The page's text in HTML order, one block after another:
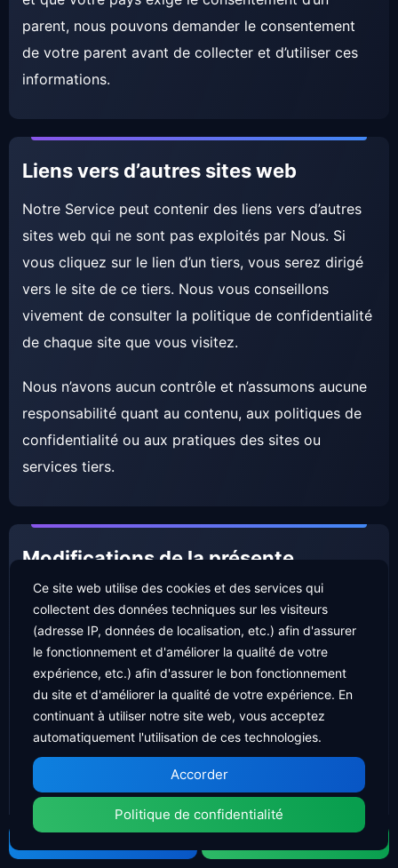
parent, nous pouvons demander le consentement
de votre parent avant de collecter et d’utiliser ces
informations.
Liens vers d’autres sites web
Notre Service peut contenir des liens vers d’autres
sites web qui ne sont pas exploités par Nous. Si
vous cliquez sur le lien d’un tiers, vous serez dirigé
vers le site de ce tiers. Nous vous conseillons
vivement de consulter la politique de confidentialité
de chaque site que vous visitez.
Nous n’avons aucun contrôle et n’assumons aucune
responsabilité quant au contenu, aux politiques de
confidentialité ou aux pratiques des sites ou
services tiers.
Modifications de la présente
politique de protection de la vie
privée
Nous pouvons mettre à jour notre politique de
confidentialité de temps à autre. Nous vous
informerons de toute modification en publiant la
nouvelle politique de confidentialité sur cette page.
Nous vous en informerons par courrier électronique
et/ou par un avis bien visible sur notre service,
avant que la modification n’entre en vigueur, et nous
mettrons à jour la date de « dernière mise à jour »
Ce site web utilise des cookies et des services qui
collectent des données techniques sur les visiteurs
(adresse IP, données de localisation, etc.) afin d'assurer
le fonctionnement et d'améliorer la qualité de votre
expérience, etc.) afin d'assurer le bon fonctionnement
du site et d'améliorer la qualité de votre expérience. En
continuant à utiliser notre site web, vous acceptez
automatiquement l'utilisation de ces technologies.
Accorder
Politique de confidentialité